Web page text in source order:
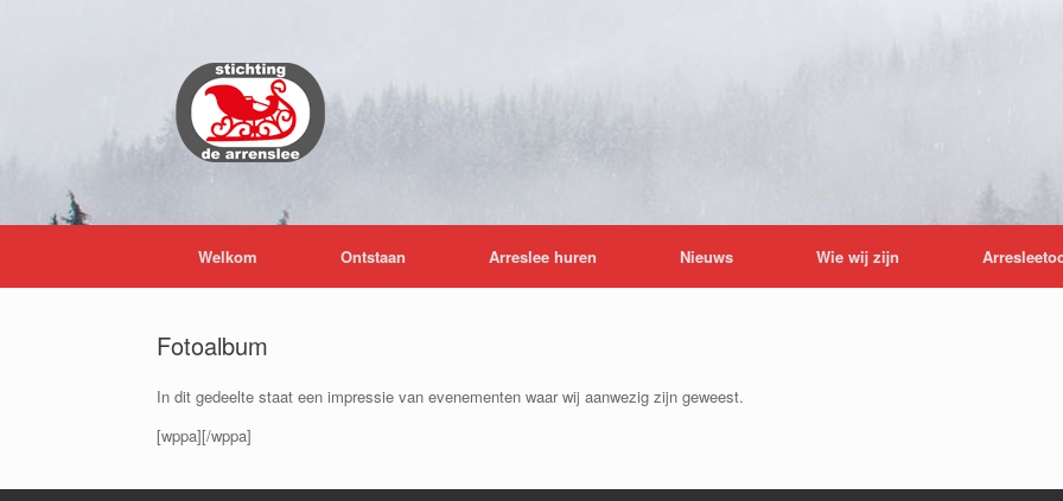
Welkom Ontstaan Arreslee huren Nieuws Wie wij zijn
Fotoalbum
In dit gedeelte staat een impressie van evenementen waar wij aanwezig zijn geweest.
[wppa][/wppa]